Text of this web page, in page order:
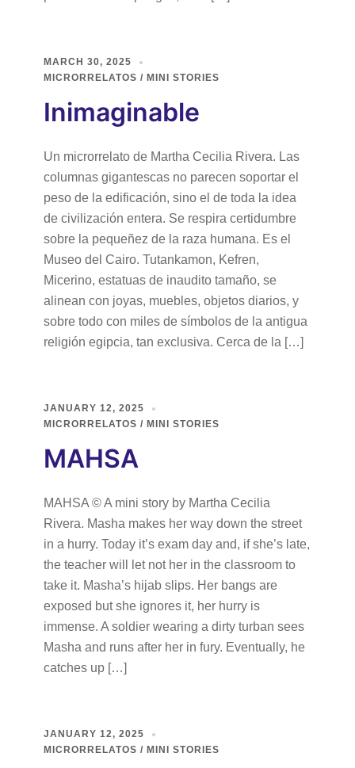
MARCH 30, 2025
MICRORRELATOS / MINI STORIES
Inimaginable
Un microrrelato de Martha Cecilia Rivera. Las
columnas gigantescas no parecen soportar el
peso de la edificación, sino el de toda la idea
de civilización entera. Se respira certidumbre
sobre la pequeñez de la raza humana. Es el
Museo del Cairo. Tutankamon, Kefren,
Micerino, estatuas de inaudito tamaño, se
alinean con joyas, muebles, objetos diarios, y
sobre todo con miles de símbolos de la antigua
religión egipcia, tan exclusiva. Cerca de la […]
JANUARY 12, 2025
MICRORRELATOS / MINI STORIES
MAHSA
MAHSA © A mini story by Martha Cecilia
Rivera. Masha makes her way down the street
in a hurry. Today it’s exam day and, if she’s late,
the teacher will let not her in the classroom to
take it. Masha’s hijab slips. Her bangs are
exposed but she ignores it, her hurry is
immense. A soldier wearing a dirty turban sees
Masha and runs after her in fury. Eventually, he
catches up […]
JANUARY 12, 2025
MICRORRELATOS / MINI STORIES